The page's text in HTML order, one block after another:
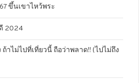
ขึ้นเขาไหว้พระ
2024
าไม่ไปที่เที่ยวนี้ ถือว่าพลาด!! (ไปไม่ถึง